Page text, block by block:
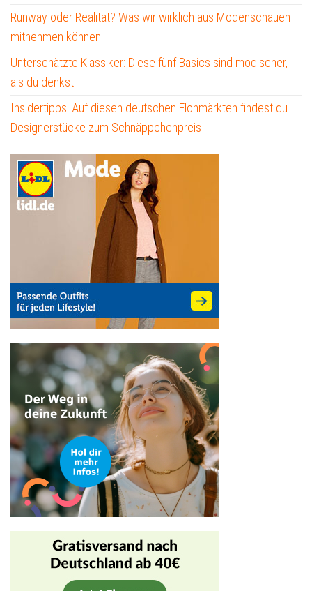
Runway oder Realität? Was wir wirklich aus Modenschauen
mitnehmen können
Unterschätzte Klassiker: Diese fünf Basics sind modischer,
als du denkst
Insidertipps: Auf diesen deutschen Flohmärkten findest du
Designerstücke zum Schnäppchenpreis